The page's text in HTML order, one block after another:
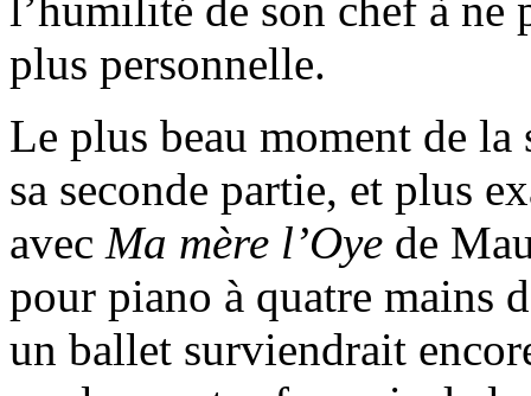
plus personnelle.
Le plus beau moment de
sa seconde partie, et plus
avec Ma mère l’Oye de
pour piano à quatre mains
un ballet surviendrait